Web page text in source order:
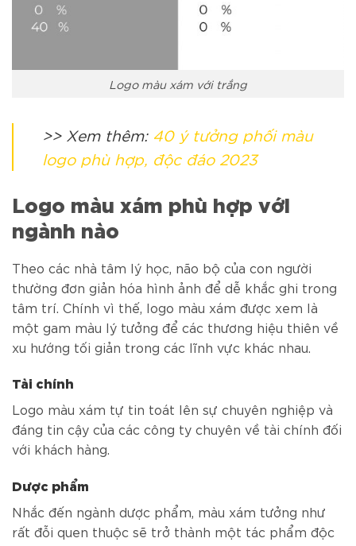
Logo màu xám với trắng
>> Xem thêm: 40 ý tưởng phối màu
logo phù hợp, độc đáo 2023
Logo màu xám phù hợp với
ngành nào
Theo các nhà tâm lý học, não bộ của con người
thường đơn giản hóa hình ảnh để dễ khắc ghi trong
tâm trí. Chính vì thế, logo màu xám được xem là
một gam màu lý tưởng để các thương hiệu thiên về
xu hướng tối giản trong các lĩnh vực khác nhau.
Tài chính
Logo màu xám tự tin toát lên sự chuyên nghiệp và
đáng tin cậy của các công ty chuyên về tài chính đối
với khách hàng.
Dược phẩm
Nhắc đến ngành dược phẩm, màu xám tưởng như
rất đỗi quen thuộc sẽ trở thành một tác phẩm độc